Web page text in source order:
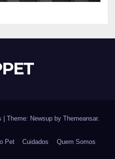
Theme: Newsup by Themeansar.
Pet Cuidados Quem Somos